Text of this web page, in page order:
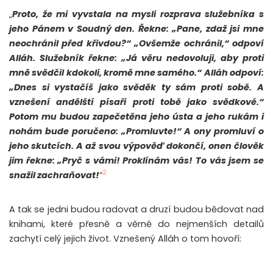
„Proto, že mi vyvstala na mysli rozprava služebníka s
jeho Pánem v Soudný den. Řekne: „Pane, zdaž jsi mne
neochránil před křivdou?“ „Ovšemže ochránil,“ odpoví
Alláh. Služebník řekne: „Já věru nedovoluji, aby proti
mně svědčil kdokoli, kromě mne samého.“ Alláh odpoví:
„Dnes si vystačíš jako svěděk ty sám proti sobě. A
vznešení andělští písaři proti tobě jako svědkové.“
Potom mu budou zapečetěna jeho ústa a jeho rukám i
nohám bude poručeno: „Promluvte!“ A ony promluví o
jeho skutcích. A až svou výpověď dokončí, onen člověk
jim řekne: „Pryč s vámi! Proklínám vás! To vás jsem se
snažil zachraňovat!“2
A tak se jedni budou radovat a druzí budou bědovat nad
knihami, které přesně a věrně do nejmenších detailů
zachytí celý jejich život. Vznešený Alláh o tom hovoří: